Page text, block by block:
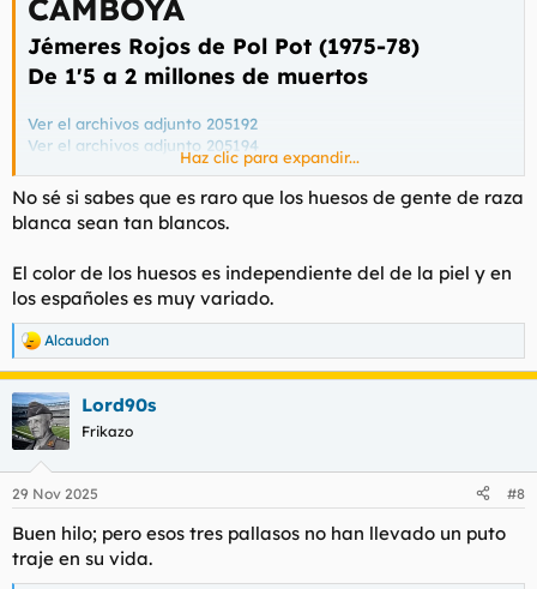
CAMBOYA
Jémeres Rojos de Pol Pot (1975-78)
De 1'5 a 2 millones de muertos
Ver el archivos adjunto 205192
Ver el archivos adjunto 205194
Ver el archivos adjunto 205195
Ver el archivos adjunto 205196
Haz clic para expandir...
No sé si sabes que es raro que los huesos de gente de raza
blanca sean tan blancos.
El color de los huesos es independiente del de la piel y en
los españoles es muy variado.
R
e
a
c
c
i
e
:
Alcaudon
Lord90s
Frikazo
29 Nov 2025 #8
Buen hilo; pero esos tres pallasos no han llevado un puto
traje en su vida.